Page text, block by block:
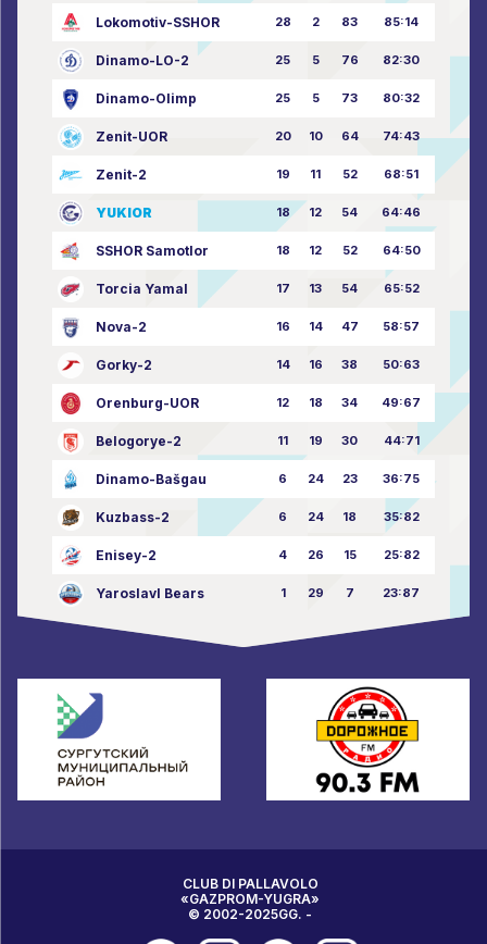
Lokomotiv-SSHOR 28 2 83 85:14
Dinamo-LO-2 25 5 76 82:30
Dinamo-Olimp 25 5 73 80:32
Zenit-UOR 20 10 64 74:43
Zenit-2 19 11 52 68:51
YUKIOR 18 12 54 64:46
SSHOR Samotlor 18 12 52 64:50
Torcia Yamal 17 13 54 65:52
Nova-2 16 14 47 58:57
Gorky-2 14 16 38 50:63
Orenburg-UOR 12 18 34 49:67
Belogorye-2 11 19 30 44:71
Dinamo-Bašgau 6 24 23 36:75
Kuzbass-2 6 24 18 35:82
Enisey-2 4 26 15 25:82
Yaroslavl Bears 1 29 7 23:87
CLUB DI PALLAVOLO
«GAZPROM-YUGRA»
© 2002-2025GG. -